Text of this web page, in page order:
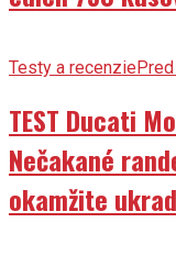
Testy a recenzie
TEST Ducati
Nečakané
okamžite